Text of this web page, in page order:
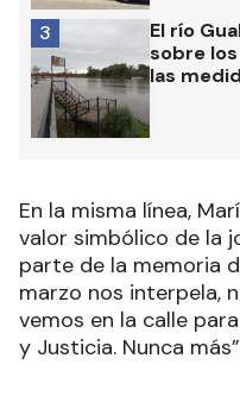
El río
sobre
las
3
En la misma línea,
valor simbólico de la
parte de la memoria
marzo nos interpela,
vemos en la calle
y Justicia. Nunca